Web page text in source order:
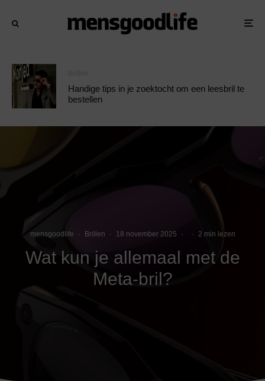
Handige tips in je zoektocht om een leesbril te
bestellen
mensgoodlife · Brillen · 18 november 2025 · · 2 min lezen
Wat kun je allemaal met de
Meta-bril?